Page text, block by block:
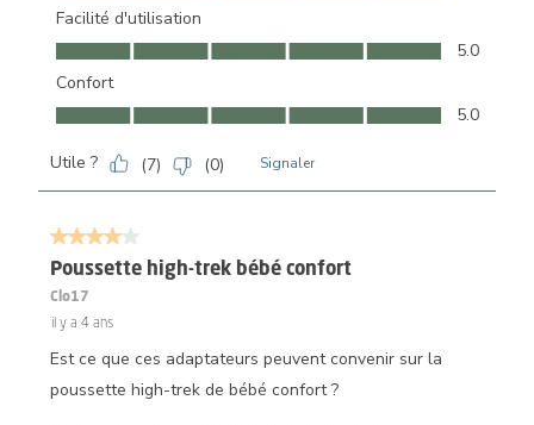
Facilité d'utilisation
Facilité d'utilisation, 5.0 sur 5
5.0
Confort
Confort, 5.0 sur 5
5.0
Utile ? (7) (0) Signaler
4 sur 5 étoiles.
Poussette high-trek bébé confort
Clo17
il y a 4 ans
Est ce que ces adaptateurs peuvent convenir sur la
poussette high-trek de bébé confort ?